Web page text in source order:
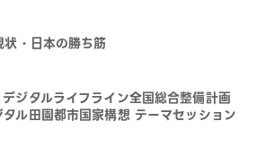
・日本の勝ち筋
ジタルライフライン全国総合整備計画
タル田園都市国家構想 テーマセッション